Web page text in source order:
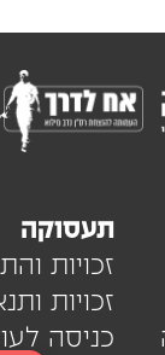
תעסוקה
זכויות
זכויות
כניסה